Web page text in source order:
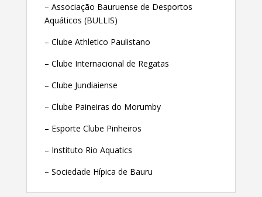
– Associação Bauruense de Desportos
Aquáticos (BULLIS)
– Clube Athletico Paulistano
– Clube Internacional de Regatas
– Clube Jundiaiense
– Clube Paineiras do Morumby
– Esporte Clube Pinheiros
– Instituto Rio Aquatics
– Sociedade Hípica de Bauru